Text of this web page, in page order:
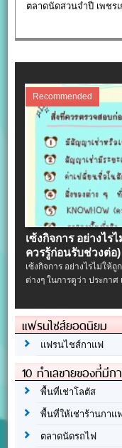
ตลาดนัดสวนจำปี เพชร
Recommended
เซ้งกิจการ อย่างไร
ควรรู้ก่อนรับช่วงต่อ)
เซ้งกิจการ อย่างไรไม่ให้
ต่างๆ ในการดูว่า ประกา
แฟรนไชส์ยอดนิยม
แฟรนไชส์กาแฟ
10 ทำเลขายของที่มี
พื้นที่เช่าโลตัส
พื้นที่ให้เช่าร้านกาแฟ
ตลาดนัดรถไฟ